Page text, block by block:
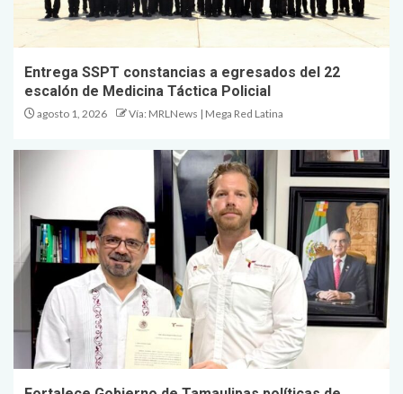
Entrega SSPT constancias a egresados del 22
escalón de Medicina Táctica Policial
agosto 1, 2026 Vía: MRLNews | Mega Red Latina